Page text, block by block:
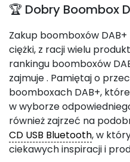
🏆 Dobry Boombox
Zakup boomboxów
ciężki, z racji wielu
rankingu boomboxów
zajmuje. Pamiętaj o
boomboxach DAB+,
w wyborze
również zajrzeć na
CD USB Bluetooth, w
ciekawych inspiracji i